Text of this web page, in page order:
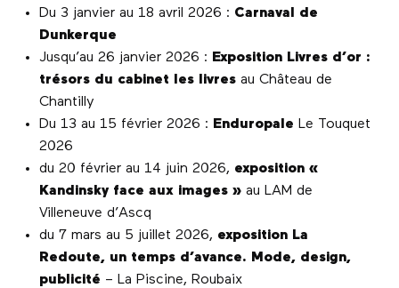
Du 3 janvier au 18 avril 2026 : Carnaval de
Dunkerque
Jusqu’au 26 janvier 2026 : Exposition Livres d’or :
trésors du cabinet les livres au Château de
Chantilly
Du 13 au 15 février 2026 : Enduropale Le Touquet
2026
du 20 février au 14 juin 2026, exposition «
Kandinsky face aux images » au LAM de
Villeneuve d’Ascq
du 7 mars au 5 juillet 2026, exposition La
Redoute, un temps d’avance. Mode, design,
publicité – La Piscine, Roubaix